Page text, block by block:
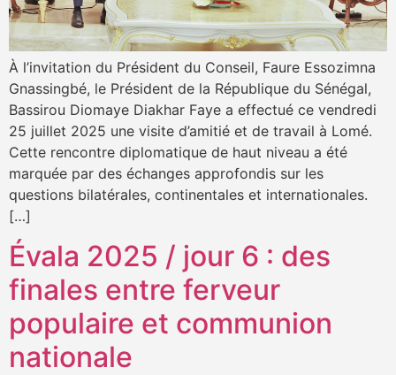
À l’invitation du Président du Conseil, Faure Essozimna
Gnassingbé, le Président de la République du Sénégal,
Bassirou Diomaye Diakhar Faye a effectué ce vendredi
25 juillet 2025 une visite d’amitié et de travail à Lomé.
Cette rencontre diplomatique de haut niveau a été
marquée par des échanges approfondis sur les
questions bilatérales, continentales et internationales.
[…]
Évala 2025 / jour 6 : des
finales entre ferveur
populaire et communion
nationale